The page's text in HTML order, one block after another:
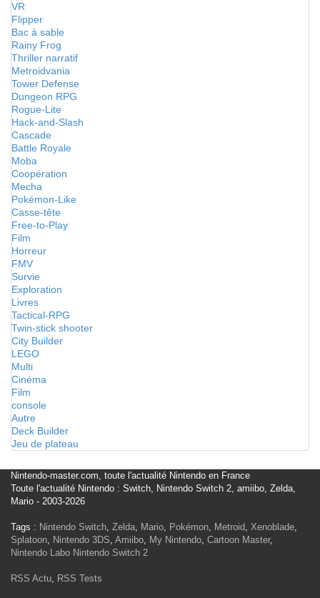
VR
Flipper
Bac à sable
Rainy Frog
Thriller narratif
Metroidvania
Tower Defense
Dungeon RPG
Rogue-Lite
Hack-and-Slash
Cascade
Battle Royale
Moba
Coopération
Mecha
Pokémon-Like
Casse-tête
Free-to-Play
Film
Horreur
FMV
Survie
Exploration
Livres
Tactical-RPG
Twin-stick shooter
City Builder
LEGO
Multi
Cinéma
Film
console
Autre
Deck Builder
Jeu de plateau
Nintendo-master.com, toute l'actualité Nintendo en France
Toute l'actualité Nintendo : Switch, Nintendo Switch 2, amiibo, Zelda,
Mario - 2003-2026
Tags : Nintendo Switch, Zelda, Mario, Pokémon, Metroid, Xenoblade,
Splatoon, Nintendo 3DS, Amiibo, My Nintendo, Cartoon Master,
Nintendo Labo Nintendo Switch 2
RSS Actu, RSS Tests